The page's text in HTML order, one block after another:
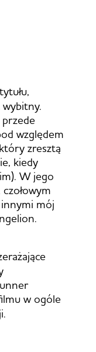
wybitny.
względem
zresztą
kiedy
W jego
mój
w ogóle